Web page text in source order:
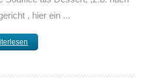
, hier ein ...